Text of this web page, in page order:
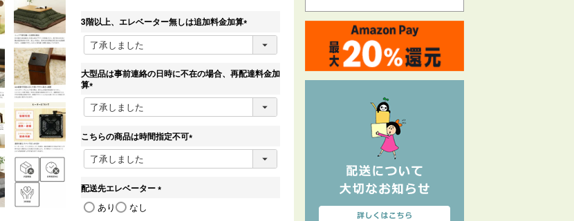
3階以上、エレベーター無しは追加料金加算
(
須
)
大型品は事前連絡の日時に不在の場合、再配達料金加
算
(
必
須
)
こちらの商品は時間指定不可
(
須
配送先エレベーター
あり なし